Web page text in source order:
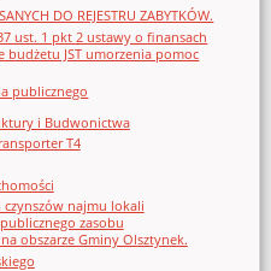
DO REJESTRU ZABYTKÓW.
ust. 1 pkt 2 ustawy o finansach
JST umorzenia pomoc
publicznego
i Budwonictwa
T4
czynszów najmu lokali
zasobu
obszarze Gminy Olsztynek.